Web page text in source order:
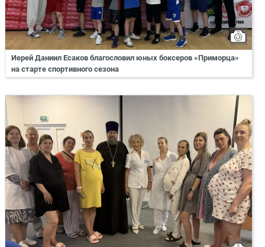
Иерей Даниил Есаков благословил юных боксеров «Приморца»
на старте спортивного сезона